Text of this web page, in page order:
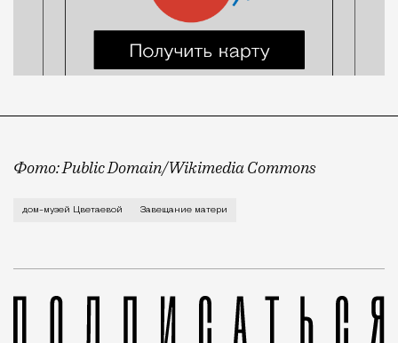
Фото: Public Domain/Wikimedia Commons
Мать Марины Цветаевой, Мария Александровна
дом-музей Цветаевой Завещание матери